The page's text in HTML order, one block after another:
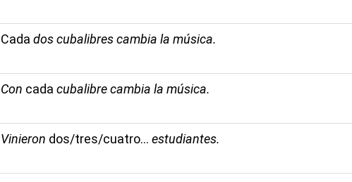
Cada dos cubalibres cambia la música.
Con cada cubalibre cambia la música.
Vinieron dos/tres/cuatro... estudiantes.